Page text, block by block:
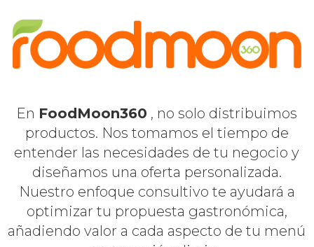
En FoodMoon360 , no solo distribuimos
productos. Nos tomamos el tiempo de
entender las necesidades de tu negocio y
diseñamos una oferta personalizada.
Nuestro enfoque consultivo te ayudará a
optimizar tu propuesta gastronómica,
añadiendo valor a cada aspecto de tu menú